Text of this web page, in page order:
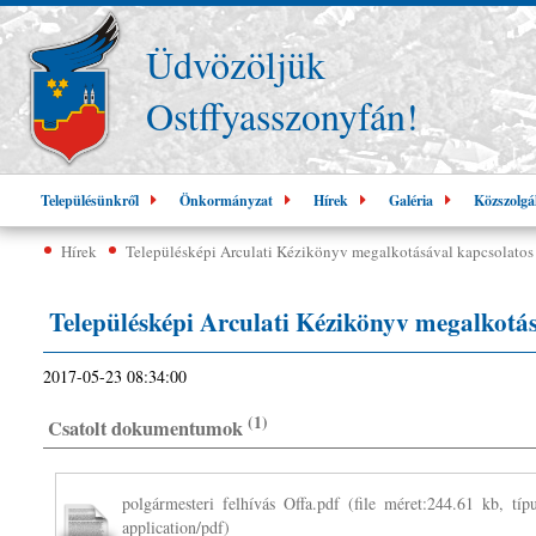
Üdvözöljük
Ostffyasszonyfán!
Településünkről Önkormányzat Hírek Galéria
Hírek Településképi Arculati Kézikönyv megalkotásával
Településképi Arculati Kézikönyv
2017-05-23 08:34:00
Csatolt dokumentumok (1)
polgármesteri felhívás Offa.pdf(file méret:244.61 kb,
application/pdf)